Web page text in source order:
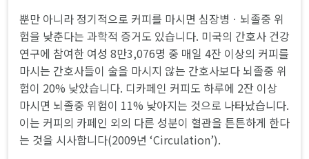
뿐만 아니라 정기적으로 커피를 마시면 심장병ㆍ뇌졸중 위
험을 낮춘다는 과학적 증거도 있습니다. 미국의 간호사 건강
연구에 참여한 여성 8만3,076명 중 매일 4잔 이상의 커피를
마시는 간호사들이 술을 마시지 않는 간호사보다 뇌졸중 위
험이 20% 낮았습니다. 디카페인 커피도 하루에 2잔 이상
마시면 뇌졸중 위험이 11% 낮아지는 것으로 나타났습니다.
이는 커피의 카페인 외의 다른 성분이 혈관을 튼튼하게 한다
는 것을 시사합니다(2009년 ‘Circulation’).